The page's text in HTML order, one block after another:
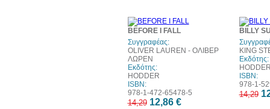
BEFORE I FALL
Συγγραφέας:
OLIVER LAUREN - ΟΛΙΒΕΡ
ΛΩΡΕΝ
Εκδότης:
HODDER
ISBN:
978-1-472-65478-5
14,29 12,86 €
BILLY
KING
Εκδότης:
ISBN:
978-1-
14,29